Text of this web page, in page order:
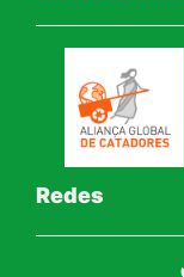
Redes